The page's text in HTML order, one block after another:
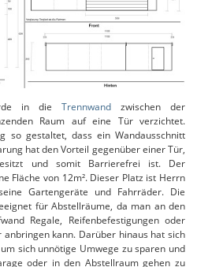
in die Trennwand zwischen der
Raum auf eine Tür verzichtet.
so gestaltet, dass ein Wandausschnitt
hat den Vorteil gegenüber einer Tür,
und somit Barrierefrei ist. Der
Fläche von 12m². Dieser Platz ist Herrn
Gartengeräte und Fahrräder. Die
für Abstellräume, da man an den
Regale, Reifenbefestigungen oder
kann. Darüber hinaus hat sich
sich unnötige Umwege zu sparen und
oder in den Abstellraum gehen zu